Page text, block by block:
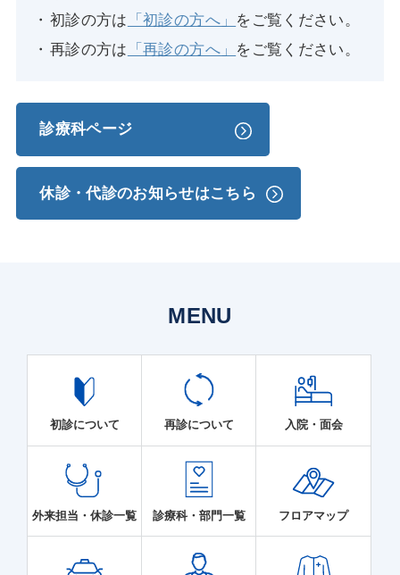
初診の方は 「初診の方へ」 をご覧ください。
再診の方は 「再診の方へ」 をご覧ください。
診療科ページ
休診・代診のお知らせはこちら
MENU
初診について 再診について 入院・面会
外来担当・休診一覧 診療科・部門一覧 フロアマップ